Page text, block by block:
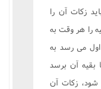
بايد زکات آن را
را هر وقت به
اول مى رسد به
بقيه آن برسد
زکات آن